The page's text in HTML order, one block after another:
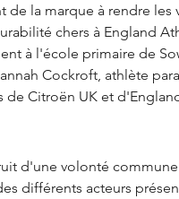
la marque à rendre les
chers à England
à l'école primaire de
Cockroft, athlète
de Citroën UK et
d'une volonté
différents acteurs